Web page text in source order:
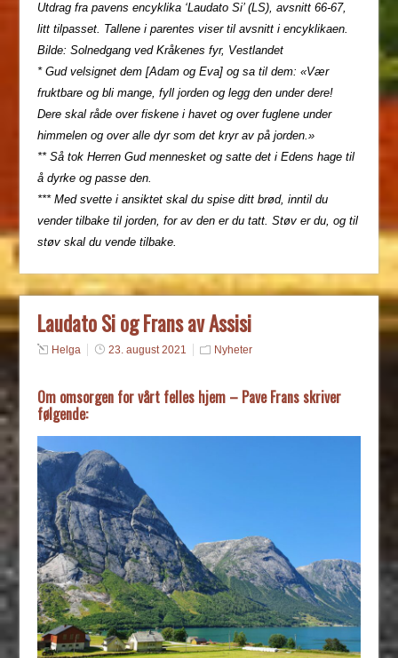
Utdrag fra pavens encyklika ‘Laudato Si’ (LS), avsnitt 66-67,
litt tilpasset. Tallene i parentes viser til avsnitt i encyklikaen.
Bilde: Solnedgang ved Kråkenes fyr, Vestlandet
* Gud velsignet dem [Adam og Eva] og sa til dem: «Vær
fruktbare og bli mange, fyll jorden og legg den under dere!
Dere skal råde over fiskene i havet og over fuglene under
himmelen og over alle dyr som det kryr av på jorden.»
** Så tok Herren Gud mennesket og satte det i Edens hage til
å dyrke og passe den.
*** Med svette i ansiktet skal du spise ditt brød, inntil du
vender tilbake til jorden, for av den er du tatt. Støv er du, og til
støv skal du vende tilbake.
Laudato Si og Frans av Assisi
Helga 23. august 2021 Nyheter
Om omsorgen for vårt felles hjem – Pave Frans skriver
følgende: